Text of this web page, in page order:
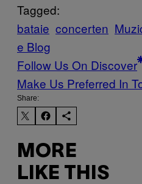
Tagged:
bataie concerten
e Blog
Follow Us On Discover
Make Us Preferred In
Share:
MORE
LIKE THIS